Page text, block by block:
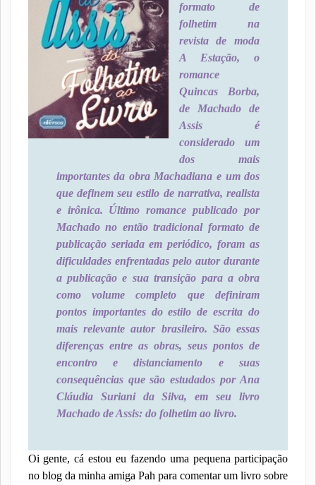
formato de
folhetim na
revista de moda
A Estação, o
romance
Quincas Borba,
de Machado de
Assis é
considerado um
dos mais
importantes da obra Machadiana e um dos
que definem seu estilo de narrativa, realista
e irônica. Último romance publicado por
Machado no então tradicional formato de
publicação seriada em periódico, foram as
dificuldades enfrentadas pelo autor durante
a publicação e sua transição para a obra
como volume completo que definiram
pontos importantes do estilo de escrita do
mais relevante autor brasileiro. São essas
diferenças entre as obras, seus pontos de
encontro e distanciamento e suas
consequências que são estudados por Ana
Cláudia Suriani da Silva, em seu livro
Machado de Assis: do folhetim ao livro.
Oi gente, cá estou eu fazendo uma pequena participação
no blog da minha amiga Pah para comentar um livro sobre